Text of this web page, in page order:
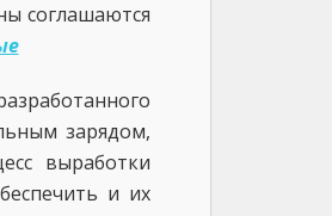
соглашаются
зарядом,
выработки
и их